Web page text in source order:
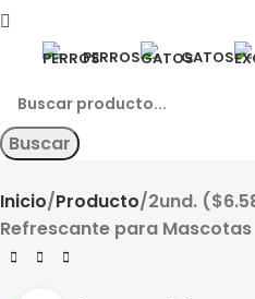
PERROS GATOS
Buscar
Inicio Producto 2und.
Refrescante para Mascotas